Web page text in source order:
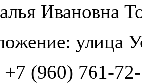
Ивановна
улица
+7 (960) 761-